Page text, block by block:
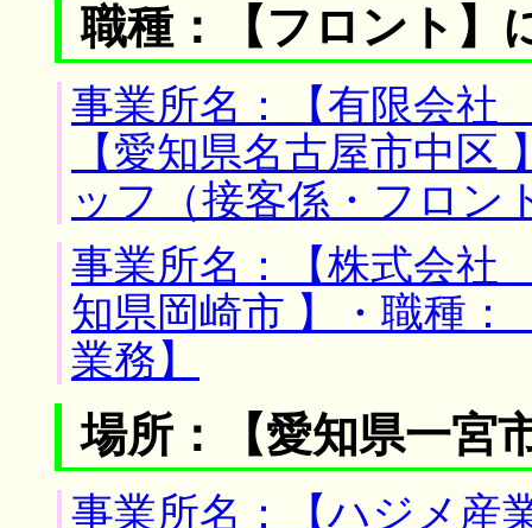
職種：【フロント】
事業所名：【有限会
【愛知県名古屋市中
ッフ（接客係・フロン
事業所名：【株式会社
知県岡崎市 】・職種
業務】
場所：【愛知県一宮
事業所名：【ハジメ